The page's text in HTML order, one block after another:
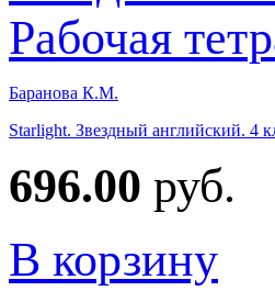
Баранова К.М.
Starlight. Звездный английский. 4
696.00 руб.
В корзину